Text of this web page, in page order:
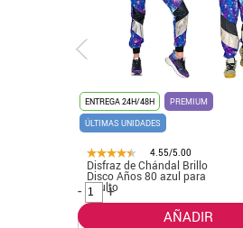
ENTREGA 24H/48H
PREMIUM
ÚLTIMAS UNIDADES
4.55/5.00
Disfraz de Chándal Brillo
Disco Años 80 azul para
adulto
-
+
AÑADIR